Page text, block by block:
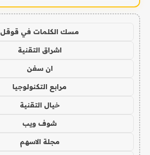
مسك الكلمات في قوقل
اشراق التقنية
ان سفن
مرابع التكنولوجيا
خيال التقنية
شوف ويب
مجلة الاسهم